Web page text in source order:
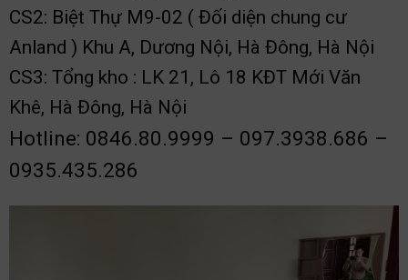
CS2: Biệt Thự M9-02 ( Đối diện chung cư
Anland ) Khu A, Dương Nội, Hà Đông, Hà Nội
CS3: Tổng kho : LK 21, Lô 18 KĐT Mới Văn
Khê, Hà Đông, Hà Nội
Hotline: 0846.80.9999 – 097.3938.686 –
0935.435.286